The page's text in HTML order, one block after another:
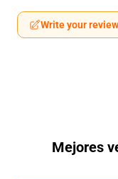
Write your review
Mejores